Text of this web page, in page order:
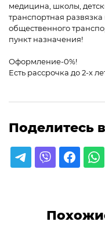
медицина, школы,
транспортная
общественного
пункт назначения!
Оформление-0%!
Есть рассрочка до 2-х
Поделитесь